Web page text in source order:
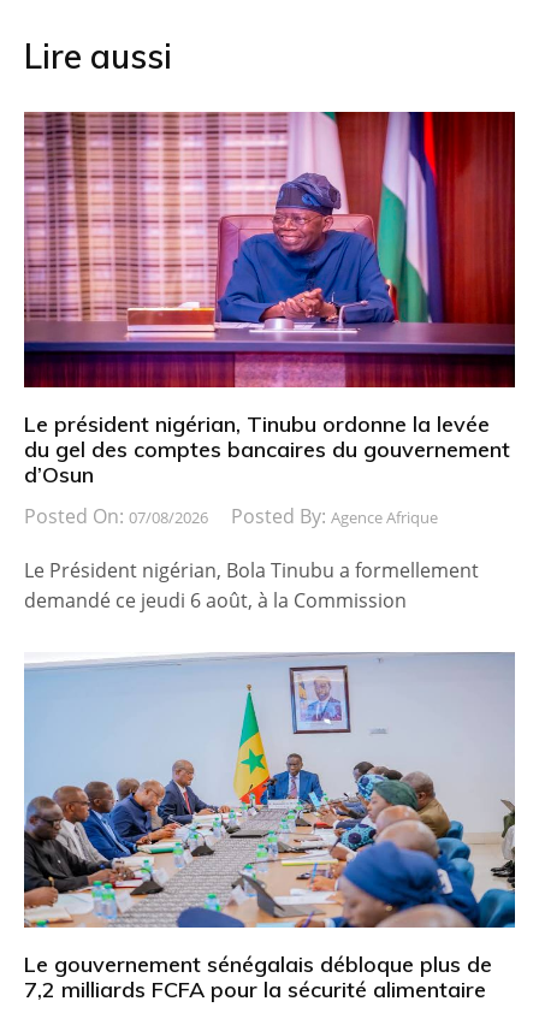
Lire aussi
Le président nigérian, Tinubu ordonne la levée
du gel des comptes bancaires du gouvernement
d’Osun
Posted On: 07/08/2026 Posted By: Agence Afrique
Le Président nigérian, Bola Tinubu a formellement
demandé ce jeudi 6 août, à la Commission
Le gouvernement sénégalais débloque plus de
7,2 milliards FCFA pour la sécurité alimentaire